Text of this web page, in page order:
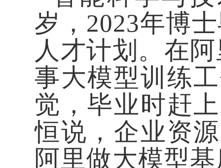
岁，2023年博
人才计划。在
事大模型训练
觉，毕业时赶
恒说，企业资
阿里做大模型